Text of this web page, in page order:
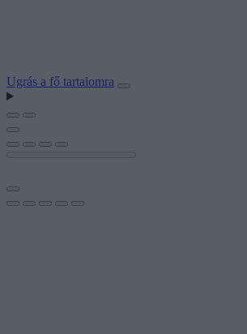
Ugrás a fő tartalomra